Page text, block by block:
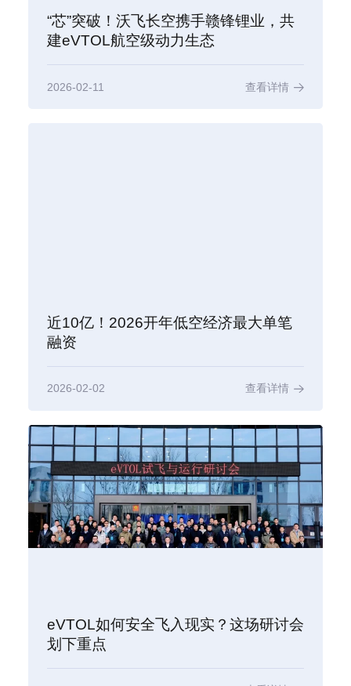
“芯”突破！沃飞长空携手赣锋锂业，共
建eVTOL航空级动力生态
2026-02-11 查看详情
近10亿！2026开年低空经济最大单笔
融资
2026-02-02 查看详情
eVTOL如何安全飞入现实？这场研讨会
划下重点